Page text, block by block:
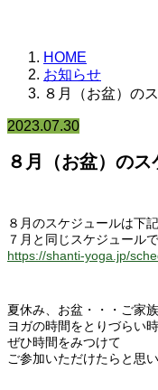
HOME
お知らせ
８月（お盆）の
2023.07.30
８月（お盆）の
８月のスケジュールは下
７月と同じスケジュールで
https://shanti-yoga.jp/
夏休み、お盆・・・ご家
ヨガの時間をとりづらい
ぜひ時間をみつけて
ご参加いただけたらと思い